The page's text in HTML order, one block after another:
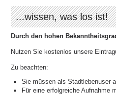
...wissen, was los ist!
Durch den hohen
Nutzen Sie kostenlos unsere
Zu beachten:
Sie müssen als Stadtlebenuser
Für eine erfolgreiche Aufnahme